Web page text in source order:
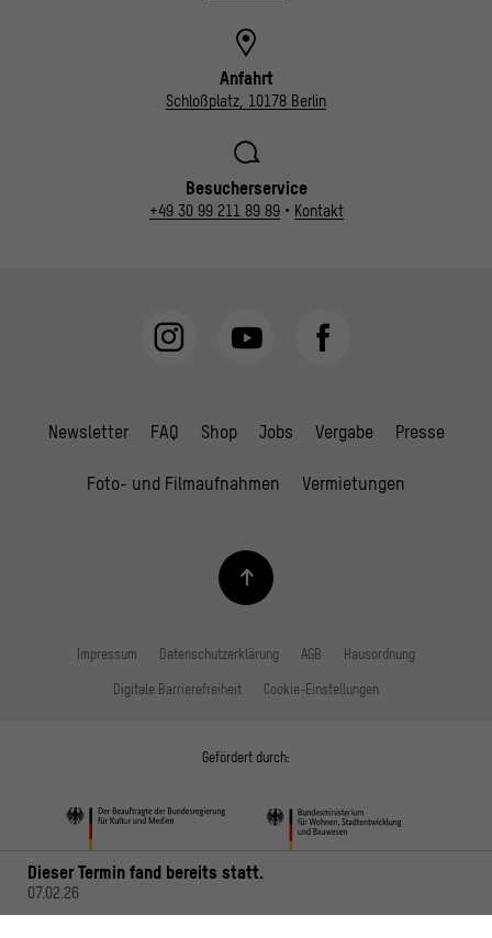
Dieser Termin fand bereits statt.
07.02.26
Anfahrt
Schloßplatz, 10178 Berlin
Besucherservice
+49 30 99 211 89 89• Kontakt
Newsletter FAQ Shop Jobs Vergabe Presse
Foto- und Filmaufnahmen Vermietungen
Impressum Datenschutzerklärung AGB Hausordnung
Digitale Barrierefreiheit Cookie-Einstellungen
Gefördert durch: